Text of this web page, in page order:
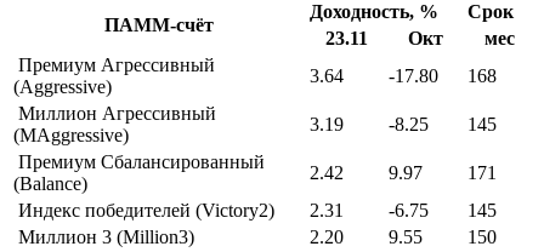
ПАММ-счёт
Доходность, %
Срок
23.11
Окт
мес
Премиум Агрессивный
(Aggressive)
3.64 -17.80
168
Миллион Агрессивный
(MAggressive)
3.19 -8.25
145
Премиум Сбалансированный
(Balance)
2.42 9.97
171
Индекс победителей (Victory2)
2.31 -6.75
145
Миллион 3 (Million3)
2.20 9.55
150